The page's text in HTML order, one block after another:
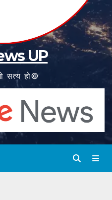
UP
सत्य हो©